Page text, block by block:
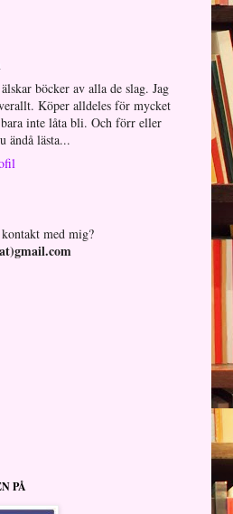
böcker av alla de slag. Jag
Köper alldeles för mycket
inte låta bli. Och förr eller
ändå lästa...
med mig?
PÅ